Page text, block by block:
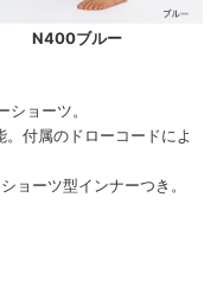
N400ブルー
ョーツ。
付属のドローコードによ
ョーツ型インナーつき。